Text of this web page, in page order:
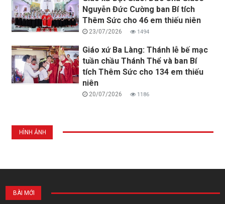
Nguyễn Đức Cường ban Bí tích
Thêm Sức cho 46 em thiếu niên
23/07/2026 1494
Giáo xứ Ba Làng: Thánh lễ bế mạc
tuần chầu Thánh Thể và ban Bí
tích Thêm Sức cho 134 em thiếu
niên
20/07/2026 1186
HÌNH ẢNH
BÀI MỚI